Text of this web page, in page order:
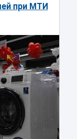
при МТИ